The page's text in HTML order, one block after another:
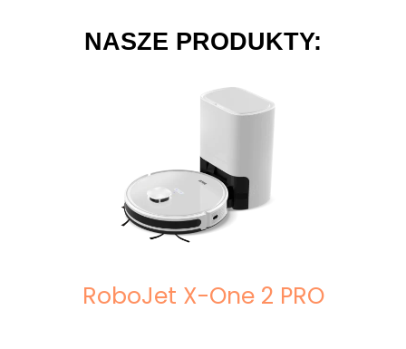
NASZE PRODUKTY:
RoboJet X-One 2 PRO